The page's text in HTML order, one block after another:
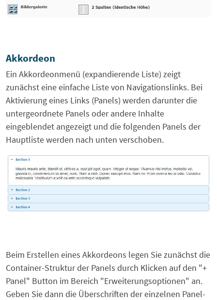
Akkordeon
Ein Akkordeonmenü (expandierende Liste) zeigt
zunächst eine einfache Liste von Navigationslinks. Bei
Aktivierung eines Links (Panels) werden darunter die
untergeordnete Panels oder andere Inhalte
eingeblendet angezeigt und die folgenden Panels der
Hauptliste werden nach unten verschoben.
Beim Erstellen eines Akkordeons legen Sie zunächst die
Container-Struktur der Panels durch Klicken auf den "+
Panel" Button im Bereich "Erweiterungsoptionen" an.
Geben Sie dann die Überschriften der einzelnen Panel-